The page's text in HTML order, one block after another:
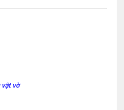
vật vờ